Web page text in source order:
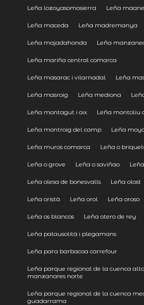
Leña lozoyasomosierra Leña
Leña maceda Leña madremanya
Leña majadahonda Leña
Leña mariña central comarca
Leña masarac i vilarnadal Leña
Leña masroig Leña mediona
Leña montagut i oix Leña montoliu
Leña montroig del camp Leña
Leña muros comarca Leña o
Leña o grove Leña o saviñao
Leña olesa de bonesvalls Leña olost
Leña oristà Leña orol Leña oroso
Leña os blancos Leña otero de rey
Leña palausolità i plegamans
Leña para barbacoa carrefour
Leña parque regional de la cuenca
manzanares norte
Leña parque regional de la cuenca
guadarrama